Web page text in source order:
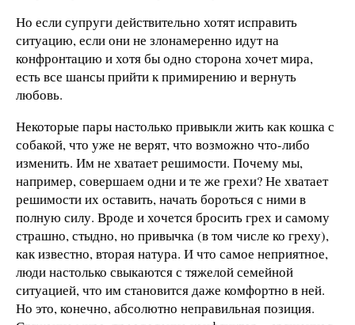
Но если супруги действительно хотят исправить
ситуацию, если они не злонамеренно идут на
конфронтацию и хотя бы одно сторона хочет мира,
есть все шансы прийти к примирению и вернуть
любовь.
Некоторые пары настолько привыкли жить как кошка с
собакой, что уже не верят, что возможно что-либо
изменить. Им не хватает решимости. Почему мы,
например, совершаем одни и те же грехи? Не хватает
решимости их оставить, начать бороться с ними в
полную силу. Вроде и хочется бросить грех и самому
страшно, стыдно, но привычка (в том числе ко греху),
как известно, вторая натура. И что самое неприятное,
люди настолько свыкаются с тяжелой семейной
ситуацией, что им становится даже комфортно в ней.
Но это, конечно, абсолютно неправильная позиция.